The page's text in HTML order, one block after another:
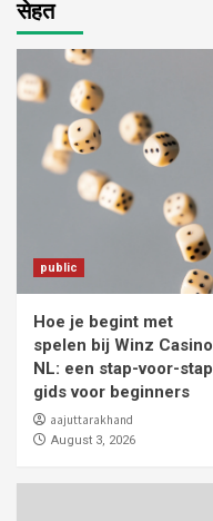
सेहत
public
Hoe je begint met
spelen bij Winz Casino
NL: een stap-voor-stap
gids voor beginners
aajuttarakhand
August 3, 2026